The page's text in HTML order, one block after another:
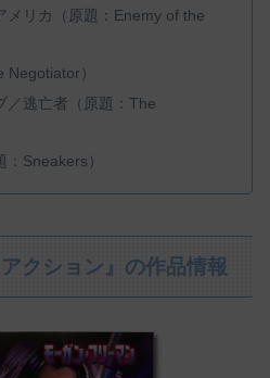
メリカ（原題：Enemy of the
）
／逃亡者（原題：The
Sneakers）
クション』の作品情報